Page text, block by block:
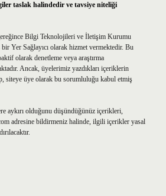
taslak halindedir ve tavsiye niteliği
Bilgi Teknolojileri ve İletişim Kurumu
Yer Sağlayıcı olarak hizmet vermektedir. Bu
olarak denetleme veya araştırma
Ancak, üyelerimiz yazdıkları içeriklerin
siteye üye olarak bu sorumluluğu kabul etmiş
aykırı olduğunu düşündüğünüz içerikleri,
adresine bildirmeniz halinde, ilgili içerikler yasal